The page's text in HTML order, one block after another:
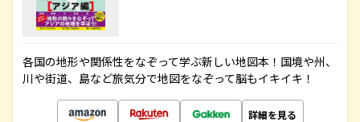
各国の地形や関係性をなぞって学ぶ新しい地図本！国境や州、
川や街道、島など旅気分で地図をなぞって脳もイキイキ！
詳細を見る